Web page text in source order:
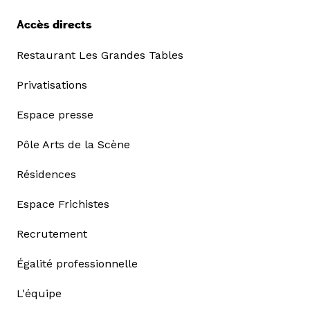
Accès directs
Restaurant Les Grandes Tables
Privatisations
Espace presse
Pôle Arts de la Scène
Résidences
Espace Frichistes
Recrutement
Égalité professionnelle
L'équipe